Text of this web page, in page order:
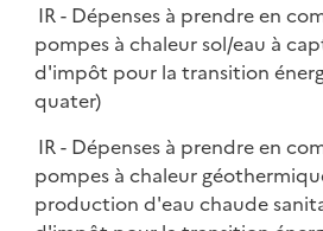
IR - Dépenses à prendre en
pompes à chaleur sol/eau à
d'impôt pour la transition
quater)
IR - Dépenses à prendre en
pompes à chaleur
production d'eau chaude